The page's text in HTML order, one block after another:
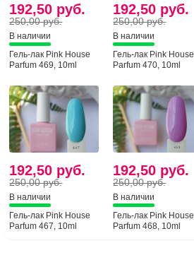
192,50 руб.
250,00 руб.
В наличии
Гель-лак Pink House
Parfum 469, 10ml
192,50 руб.
250,00 руб.
В наличии
Гель-лак Pink House
Parfum 470, 10ml
192,50 руб.
250,00 руб.
В наличии
Гель-лак Pink House
Parfum 467, 10ml
192,50 руб.
250,00 руб.
В наличии
Гель-лак Pink House
Parfum 468, 10ml